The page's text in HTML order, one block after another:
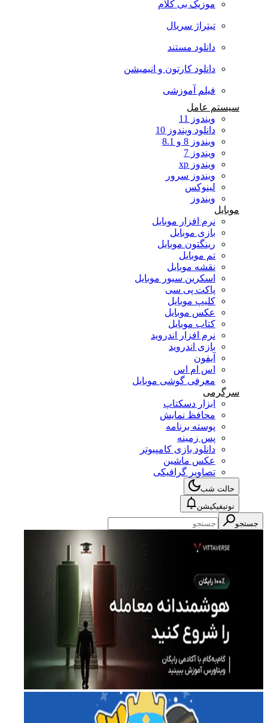
موزیک بی کلام
تیتراژ سریال
دانلود مستند
دانلود کارتون و انیمیشن
فیلم آموزشی
سیستم عامل
ویندوز 11
دانلود ویندوز 10
ویندوز 8 و 8.1
ویندوز 7
ویندوز xp
ویندوز سرور
لینوکس
ویندوز
موبایل
نرم افزار موبایل
بازی موبایل
رینگتون موبایل
تم موبایل
نقشه موبایل
اسکرین سیور موبایل
پاکت پی سی
کلیپ موبایل
عکس موبایل
کتاب موبایل
نرم افزار اندروید
بازی اندروید
آیفون
اس ام اس
معرفی گوشی موبایل
سرگرمی
ابزار دسکتاپ
محافظ نمایش
پوسته برنامه
پس زمینه
دانلود بازی کامپیوتر
عکس ماشین
تصاویر گرافیکی
حالت شب
نوتیفیکیشن
جستجو